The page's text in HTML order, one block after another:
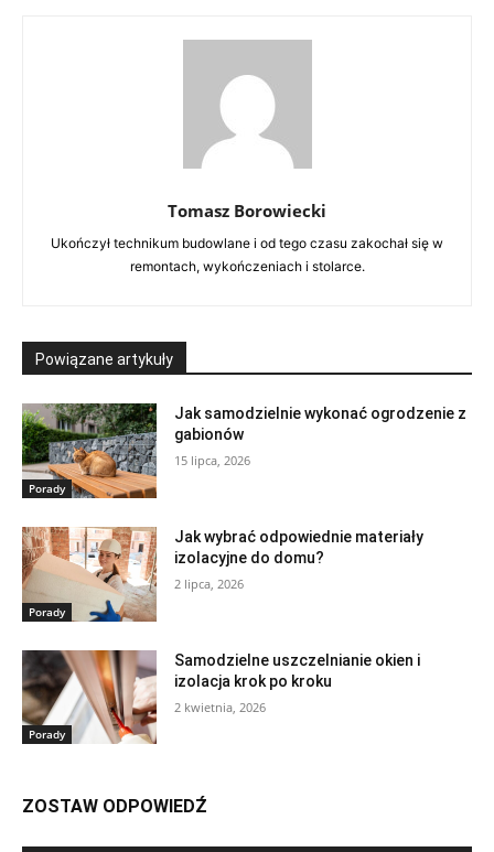
Tomasz Borowiecki
Ukończył technikum budowlane i od tego czasu zakochał się w
remontach, wykończeniach i stolarce.
Powiązane artykuły
Porady
Jak samodzielnie wykonać ogrodzenie z
gabionów
15 lipca, 2026
Porady
Jak wybrać odpowiednie materiały
izolacyjne do domu?
2 lipca, 2026
Porady
Samodzielne uszczelnianie okien i
izolacja krok po kroku
2 kwietnia, 2026
ZOSTAW ODPOWIEDŹ